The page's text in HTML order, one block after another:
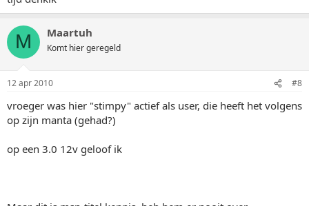
M Maartuh
Komt hier geregeld
12 apr 2010 #8
vroeger was hier "stimpy" actief als user, die heeft het volgens
op zijn manta (gehad?)
op een 3.0 12v geloof ik